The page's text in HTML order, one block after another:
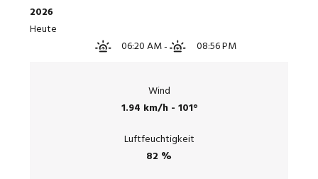
2026
Heute
06:20 AM- 08:56 PM
Wind
1.94 km/h - 101°
Luftfeuchtigkeit
82 %